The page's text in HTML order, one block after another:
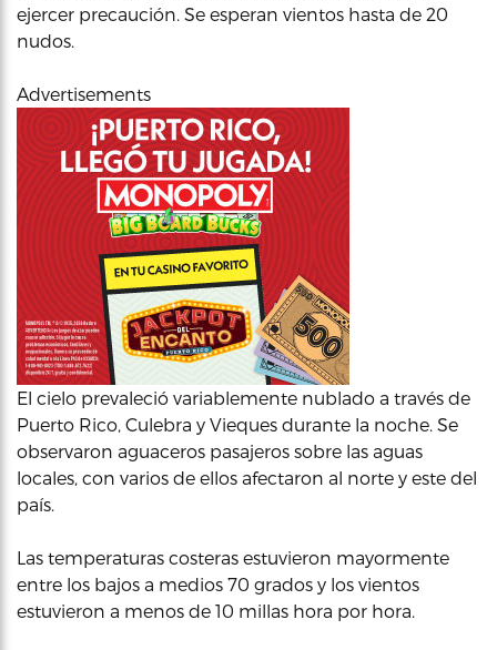
ejercer precaución. Se esperan vientos hasta de 20
nudos.
Advertisements
El cielo prevaleció variablemente nublado a través de
Puerto Rico, Culebra y Vieques durante la noche. Se
observaron aguaceros pasajeros sobre las aguas
locales, con varios de ellos afectaron al norte y este del
país.
Las temperaturas costeras estuvieron mayormente
entre los bajos a medios 70 grados y los vientos
estuvieron a menos de 10 millas hora por hora.